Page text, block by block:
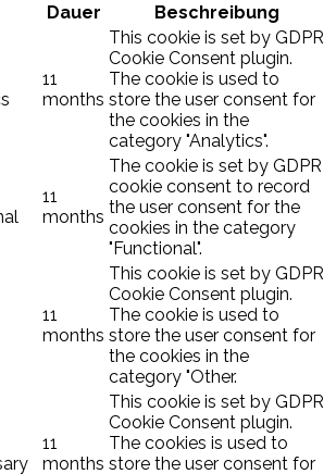
Dauer Beschreibung
11
months
This cookie is set by GDPR
Cookie Consent plugin.
The cookie is used to
store the user consent for
the cookies in the
category "Analytics".
11
months
The cookie is set by GDPR
cookie consent to record
the user consent for the
cookies in the category
"Functional".
11
months
This cookie is set by GDPR
Cookie Consent plugin.
The cookie is used to
store the user consent for
the cookies in the
category "Other.
11
months
This cookie is set by GDPR
Cookie Consent plugin.
The cookies is used to
store the user consent for